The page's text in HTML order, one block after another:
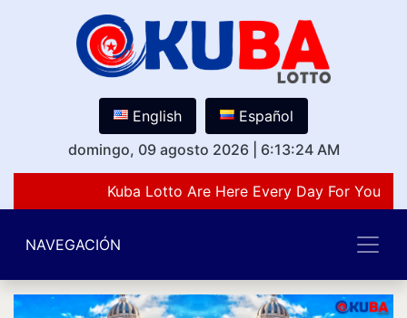
English
Español
domingo, 09 agosto 2026
6:13:24 AM
Kuba Lotto Are Here Every Day For You
NAVEGACIÓN